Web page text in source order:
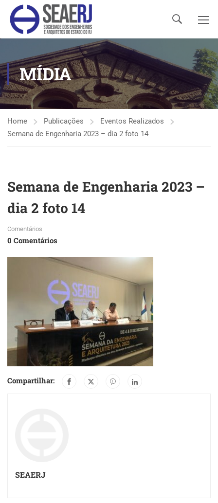
MÍDIA
Home Publicações
Eventos Realizados
Semana de Engenharia 2023 – dia 2 foto 14
Semana de Engenharia 2023 –
dia 2 foto 14
Comentários
0 Comentários
Compartilhar:
SEAERJ